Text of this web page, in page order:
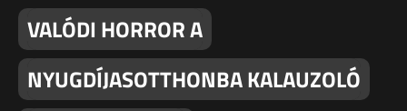
VALÓDI HORROR A
NYUGDÍJASOTTHONBA KALAUZOLÓ